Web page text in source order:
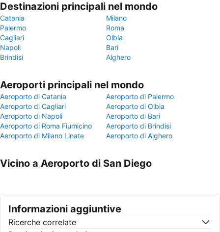
Destinazioni principali nel mondo
Catania
Milano
Palermo
Roma
Cagliari
Olbia
Napoli
Bari
Brindisi
Alghero
Aeroporti principali nel mondo
Aeroporto di Catania
Aeroporto di Palermo
Aeroporto di Cagliari
Aeroporto di Olbia
Aeroporto di Napoli
Aeroporto di Bari
Aeroporto di Roma Fiumicino
Aeroporto di Brindisi
Aeroporto di Milano Linate
Aeroporto di Alghero
Vicino a Aeroporto di San Diego
Informazioni aggiuntive
Ricerche correlate